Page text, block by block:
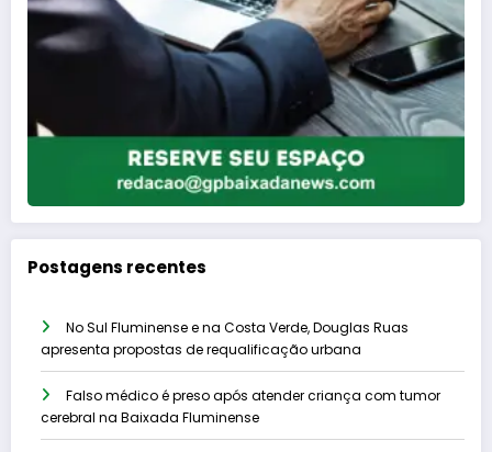
Postagens recentes
No Sul Fluminense e na Costa Verde, Douglas Ruas
apresenta propostas de requalificação urbana
Falso médico é preso após atender criança com tumor
cerebral na Baixada Fluminense